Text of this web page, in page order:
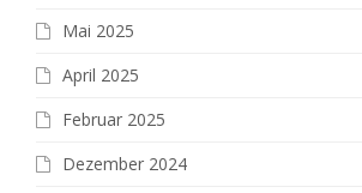
Mai 2025
April 2025
Februar 2025
Dezember 2024